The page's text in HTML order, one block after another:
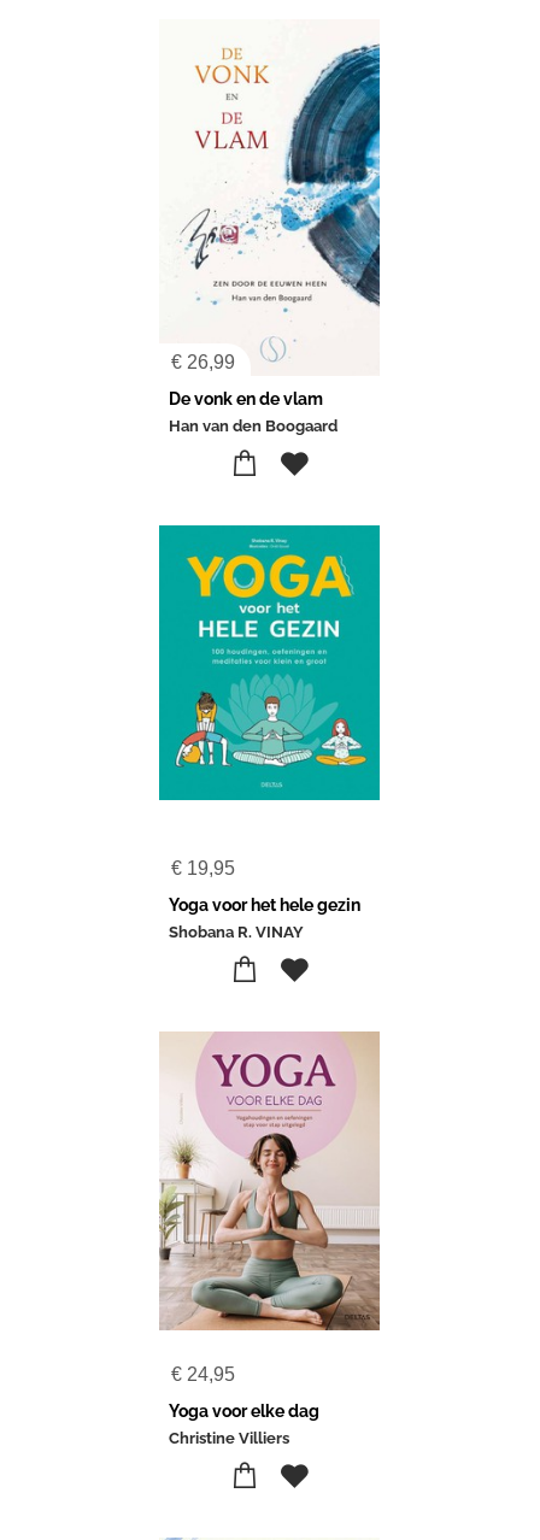
€ 26,99
De vonk en de vlam
Han van den Boogaard
€ 19,95
Yoga voor het hele gezin
Shobana R. VINAY
€ 24,95
Yoga voor elke dag
Christine Villiers